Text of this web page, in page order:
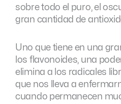
sobre todo el puro, el
gran cantidad de
Uno que tiene en una
los flavonoides, una
elimina a los radicales
que nos lleva a
cuando permanecen